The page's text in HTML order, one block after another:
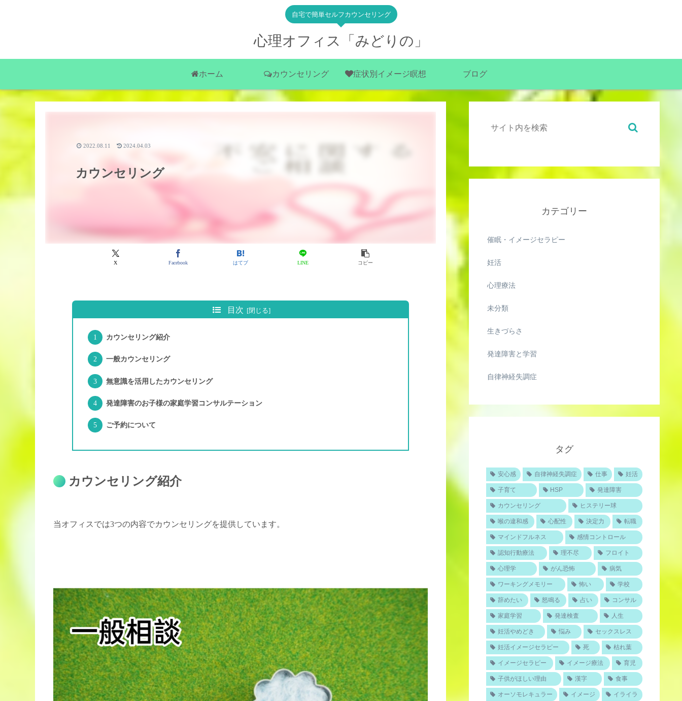
自宅で簡単セルフカウンセリング
心理オフィス「みどりの」
ホーム カウンセリング 症状別イメージ瞑想 ブログ
カウンセリング
X Facebook はてブ LINE コピー
2022.08.11 2024.04.03
目次
カウンセリング紹介
一般カウンセリング
無意識を活用したカウンセリング
発達障害のお子様の家庭学習コンサルテーション
ご予約について
カウンセリング紹介
当オフィスでは3つの内容でカウンセリングを提供しています。
カテゴリー
催眠・イメージセラピー
妊活
心理療法
未分類
生きづらさ
発達障害と学習
自律神経失調症
タグ
安心感 自律神経失調症 仕事 妊活
子育て HSP 発達障害
カウンセリング ヒステリー球
喉の違和感 心配性 決定力 転職
マインドフルネス 感情コントロール
認知行動療法 理不尽 フロイト
心理学 がん恐怖 病気
ワーキングメモリー 怖い 学校
辞めたい 怒鳴る 占い コンサル
家庭学習 発達検査 人生
妊活やめどき 悩み セックスレス
妊活イメージセラピー 死 枯れ葉
イメージセラピー イメージ療法 育児
子供がほしい理由 漢字 食事
オーソモレキュラー イメージ イライラ